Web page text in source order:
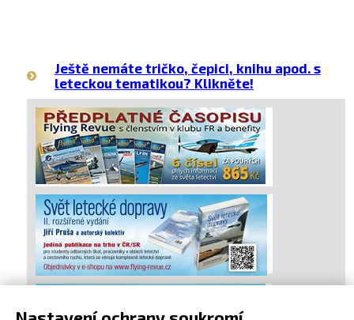
Ještě nemáte tričko, čepici, knihu apod. s
leteckou tematikou? Klikněte!